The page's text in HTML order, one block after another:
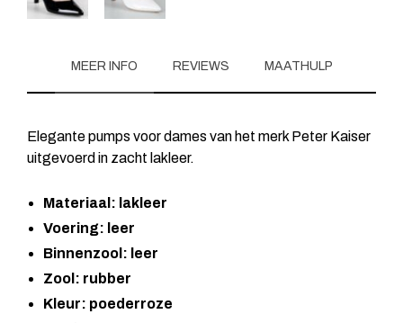
MEER INFO REVIEWS MAATHULP
Elegante pumps voor dames van het merk Peter Kaiser
uitgevoerd in zacht lakleer.
Materiaal: lakleer
Voering: leer
Binnenzool: leer
Zool: rubber
Kleur: poederroze